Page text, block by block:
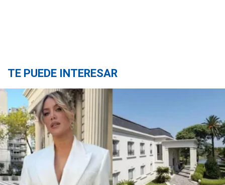
TE PUEDE INTERESAR